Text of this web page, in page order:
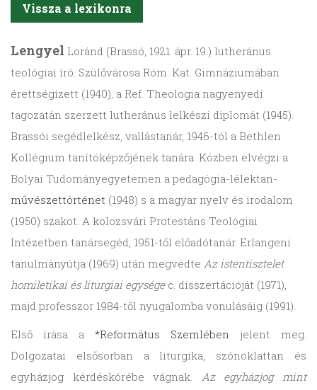
Vissza a lexikonra
Lengyel Loránd (Brassó, 1921. ápr. 19.) lutheránus
teológiai író. Szülővárosa Róm. Kat. Gimnáziumában
érettségizett (1940), a Ref. Theologia nagyenyedi
tagozatán szerzett lutheránus lelkészi diplomát (1945).
Brassói segédlelkész, vallástanár, 1946-tól a Bethlen
Kollégium tanítóképzőjének tanára. Közben elvégzi a
Bolyai Tudományegyetemen a pedagógia-lélektan-
művészettörténet (1948) s a magyar nyelv és irodalom
(1950) szakot. A kolozsvári Protestáns Teológiai
Intézetben tanársegéd, 1951-től előadótanár. Erlangeni
tanulmányútja (1969) után megvédte Az istentisztelet
homiletikai és liturgiai egységec. disszertációját (1971),
majd professzor 1984-től nyugalomba vonulásáig (1991).
Első írása a *Református Szemlében jelent meg.
Dolgozatai elsősorban a liturgika, szónoklattan és
egyházjog kérdéskörébe vágnak. Az egyházjog mint